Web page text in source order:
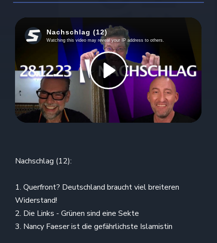
Nachschlag (12):
1. Querfront? Deutschland braucht viel breiteren
Widerstand!
2. Die Links - Grünen sind eine Sekte
3. Nancy Faeser ist die gefährlichste Islamistin